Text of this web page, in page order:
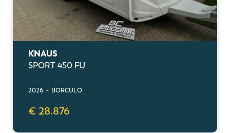
KNAUS
SPORT 450 FU
2026 - BORCULO
€ 28.876